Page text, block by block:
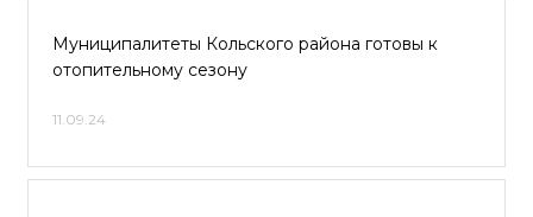
Муниципалитеты Кольского района готовы к
отопительному сезону
11.09.24